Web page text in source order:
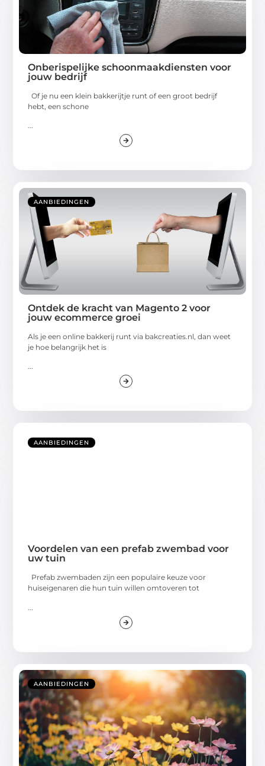
Onberispelijke schoonmaakdiensten voor
jouw bedrijf
Of je nu een klein bakkerijtje runt of een groot bedrijf
hebt, een schone
AANBIEDINGEN
Ontdek de kracht van Magento 2 voor
jouw ecommerce groei
Als je een online bakkerij runt via bakcreaties.nl, dan weet
je hoe belangrijk het is
...
AANBIEDINGEN
Voordelen van een prefab zwembad voor
uw tuin
Prefab zwembaden zijn een populaire keuze voor
huiseigenaren die hun tuin willen omtoveren tot
AANBIEDINGEN